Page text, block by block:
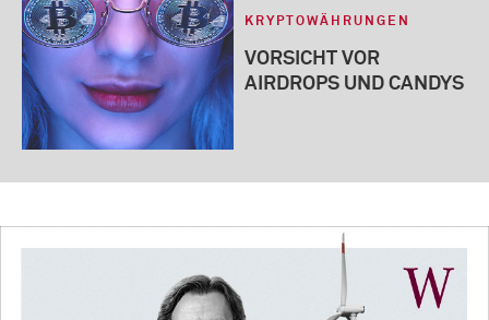
KRYPTOWÄHRUNGEN
VORSICHT VOR
AIRDROPS UND CANDYS